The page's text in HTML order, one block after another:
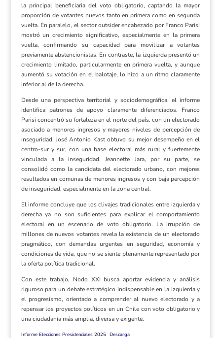
la principal beneficiaria del voto obligatorio, captando la mayor
proporción de votantes nuevos tanto en primera como en segunda
vuelta. En paralelo, el sector outsider encabezado por Franco Parisi
mostró un crecimiento significativo, especialmente en la primera
vuelta, confirmando su capacidad para movilizar a votantes
previamente abstencionistas. En contraste, la izquierda presentó un
crecimiento limitado, particularmente en primera vuelta, y aunque
aumentó su votación en el balotaje, lo hizo a un ritmo claramente
inferior al de la derecha.
Desde una perspectiva territorial y sociodemográfica, el informe
identifica patrones de apoyo claramente diferenciados. Franco
Parisi concentró su fortaleza en el norte del país, con un electorado
asociado a menores ingresos y mayores niveles de percepción de
inseguridad. José Antonio Kast obtuvo su mejor desempeño en el
centro-sur y sur, con una base electoral más rural y fuertemente
vinculada a la inseguridad. Jeannette Jara, por su parte, se
consolidó como la candidata del electorado urbano, con mejores
resultados en comunas de menores ingresos y con baja percepción
de inseguridad, especialmente en la zona central.
El informe concluye que los clivajes tradicionales entre izquierda y
derecha ya no son suficientes para explicar el comportamiento
electoral en un escenario de voto obligatorio. La irrupción de
millones de nuevos votantes revela la existencia de un electorado
pragmático, con demandas urgentes en seguridad, economía y
condiciones de vida, que no se siente plenamente representado por
la oferta política tradicional.
Con este trabajo, Nodo XXI busca aportar evidencia y análisis
riguroso para un debate estratégico indispensable en la izquierda y
el progresismo, orientado a comprender al nuevo electorado y a
repensar los proyectos políticos en un Chile con voto obligatorio y
una ciudadanía más amplia, diversa y exigente.
Informe Elecciones Presidenciales 2025 Descarga